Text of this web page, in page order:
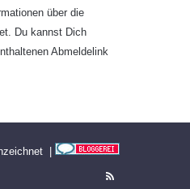
über die
Du kannst Dich
Abmeldelink
|